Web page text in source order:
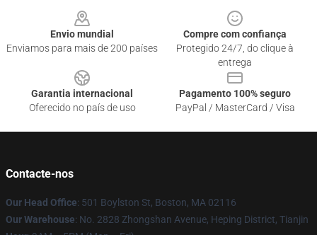
Envio mundial
Enviamos para mais de 200 países
Compre com confiança
Protegido 24/7, do clique à
entrega
Garantia internacional
Oferecido no país de uso
Pagamento 100% seguro
PayPal / MasterCard / Visa
Contacte-nos
Our Head Office: 501 Boylston St, Boston, MA 02116
Our Warehouse: No. 2828 Zhongshan Avenue, Heping District, Tianjin